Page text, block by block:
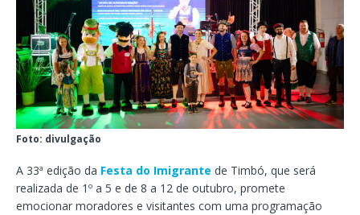
Foto: divulgação
A 33ª edição da Festa do Imigrante de Timbó, que será
realizada de 1º a 5 e de 8 a 12 de outubro, promete
emocionar moradores e visitantes com uma programação